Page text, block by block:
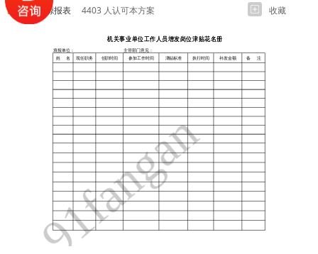
人力资源报表 4403 人认可本方案 收藏